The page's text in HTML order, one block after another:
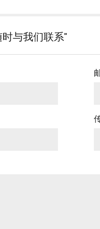
与我们联系”